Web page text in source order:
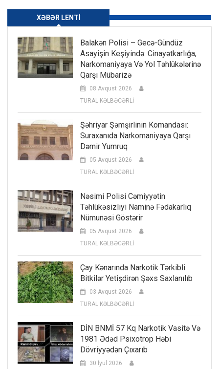
XƏBƏR LENTI
Balakən Polisi – Gecə-Gündüz
Asayişin Keşiyində: Cinayətkarlığa,
Narkomaniyaya Və Yol Təhlükələrinə
Qarşı Mübarizə
08 Avqust 2026
TURAL KƏLBƏCƏRLİ
Şəhriyar Şəmşirlinin Komandası:
Suraxanıda Narkomaniyaya Qarşı
Dəmir Yumruq
05 Avqust 2026
TURAL KƏLBƏCƏRLİ
Nəsimi Polisi Cəmiyyətin
Təhlükəsizliyi Naminə Fədakarlıq
Nümunəsi Göstərir
05 Avqust 2026
TURAL KƏLBƏCƏRLİ
Çay Kənarında Narkotik Tərkibli
Bitkilər Yetişdirən Şəxs Saxlanılıb
03 Avqust 2026
TURAL KƏLBƏCƏRLİ
DİN BNMİ 57 Kq Narkotik Vasitə Və
1981 Ədəd Psixotrop Həbi
Dövriyyədən Çıxarıb
30 İyul 2026